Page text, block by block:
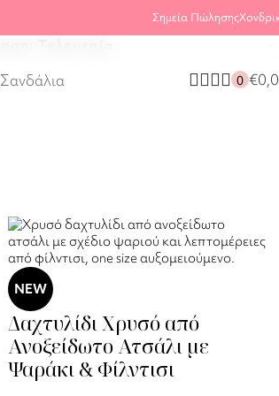
Σημεία Πώλησης
Σανδάλια 0 €
Βλέπετε 1–20 από 43 αποτελέσματα
NEW
Δαχτυλίδι Χρυσό από
Ανοξείδωτο Ατσάλι με
Ψαράκι & Φίλντισι